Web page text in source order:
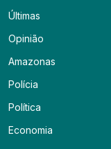
Últimas
Opinião
Amazonas
Polícia
Política
Economia